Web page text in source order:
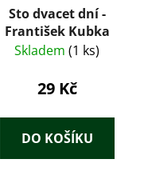
Sto dvacet dní -
František Kubka
Skladem (1 ks)
29 Kč
DO KOŠÍKU